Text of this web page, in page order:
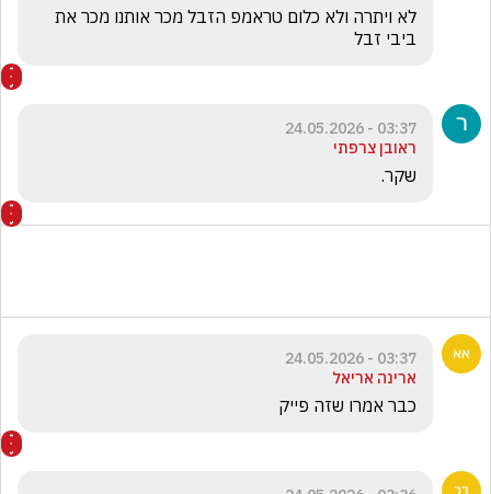
ביבי זבל
03:37 - 24.05.2026
ראובן צרפתי
שקר.
03:37 - 24.05.2026
ארינה אריאל
כבר אמרו שזה פייק